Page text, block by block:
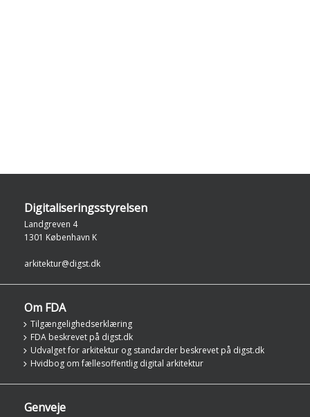
Digitaliseringsstyrelsen
Landgreven 4
1301 København K
arkitektur@digst.dk
Om FDA
Tilgængelighedserklæring
FDA beskrevet på digst.dk
Udvalget for arkitektur og standarder beskrevet på digst.dk
Hvidbog om fællesoffentlig digital arkitektur
Genveje